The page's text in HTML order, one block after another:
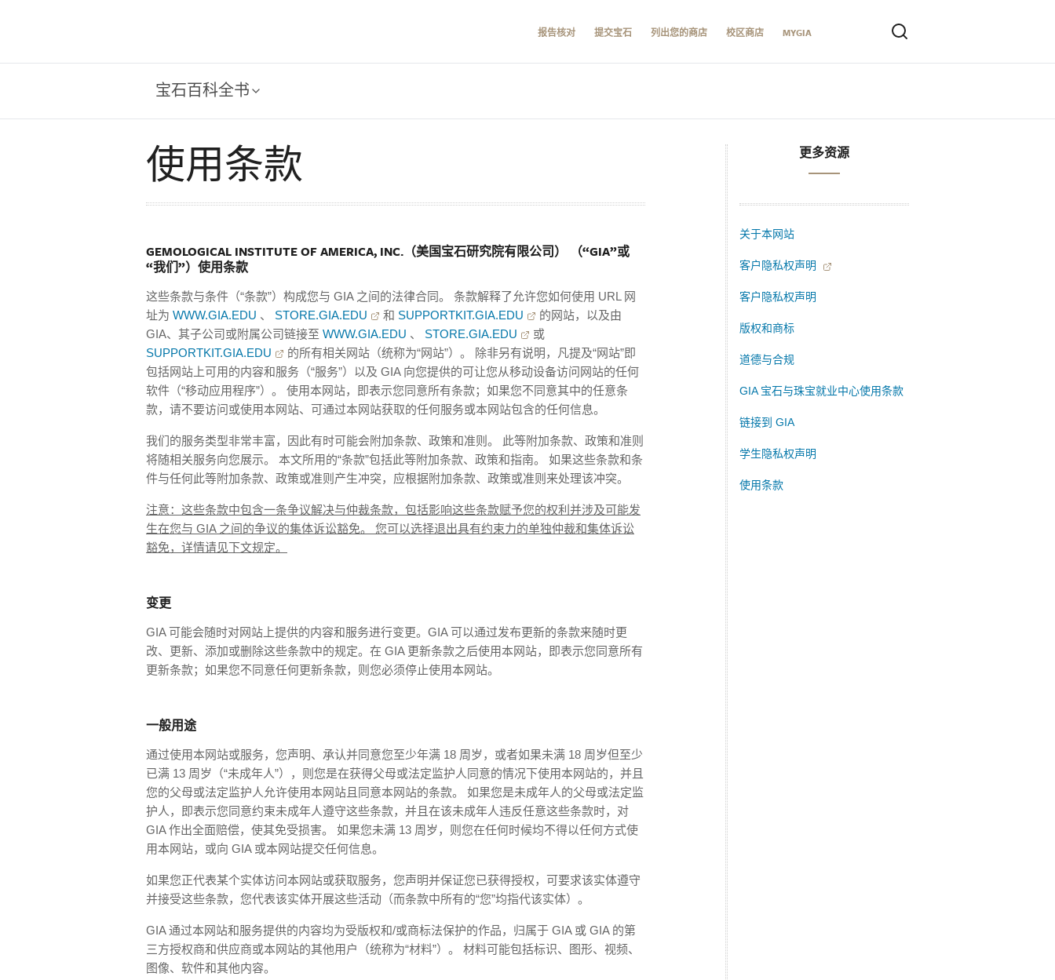
报告核对 提交宝石 列出您的商店 校区商店 MYGIA
宝石百科全书
使用条款
GEMOLOGICAL INSTITUTE OF AMERICA, INC.（美国宝石研究院有限公司） （“GIA”或
“我们”）使用条款
这些条款与条件（“条款”）构成您与 GIA 之间的法律合同。 条款解释了允许您如何使用 URL 网
址为 WWW.GIA.EDU 、 STORE.GIA.EDU 和 SUPPORTKIT.GIA.EDU
的网站，以及由
GIA、其子公司或附属公司链接至 WWW.GIA.EDU 、 STORE.GIA.EDU
或
SUPPORTKIT.GIA.EDU
的所有相关网站（统称为“网站”）。 除非另有说明，凡提及“网站”即
包括网站上可用的内容和服务（“服务”）以及 GIA 向您提供的可让您从移动设备访问网站的任何
软件（“移动应用程序”）。 使用本网站，即表示您同意所有条款；如果您不同意其中的任意条
款，请不要访问或使用本网站、可通过本网站获取的任何服务或本网站包含的任何信息。
我们的服务类型非常丰富，因此有时可能会附加条款、政策和准则。 此等附加条款、政策和准则
将随相关服务向您展示。 本文所用的“条款”包括此等附加条款、政策和指南。 如果这些条款和条
件与任何此等附加条款、政策或准则产生冲突，应根据附加条款、政策或准则来处理该冲突。
注意：这些条款中包含一条争议解决与仲裁条款，包括影响这些条款赋予您的权利并涉及可能发
生在您与 GIA 之间的争议的集体诉讼豁免。 您可以选择退出具有约束力的单独仲裁和集体诉讼
豁免，详情请见下文规定。
变更
GIA 可能会随时对网站上提供的内容和服务进行变更。GIA 可以通过发布更新的条款来随时更
改、更新、添加或删除这些条款中的规定。在 GIA 更新条款之后使用本网站，即表示您同意所有
更新条款；如果您不同意任何更新条款，则您必须停止使用本网站。
一般用途
通过使用本网站或服务，您声明、承认并同意您至少年满 18 周岁，或者如果未满 18 周岁但至少
已满 13 周岁（“未成年人”），则您是在获得父母或法定监护人同意的情况下使用本网站的，并且
您的父母或法定监护人允许使用本网站且同意本网站的条款。 如果您是未成年人的父母或法定监
护人，即表示您同意约束未成年人遵守这些条款，并且在该未成年人违反任意这些条款时，对
GIA 作出全面赔偿，使其免受损害。 如果您未满 13 周岁，则您在任何时候均不得以任何方式使
用本网站，或向 GIA 或本网站提交任何信息。
如果您正代表某个实体访问本网站或获取服务，您声明并保证您已获得授权，可要求该实体遵守
并接受这些条款，您代表该实体开展这些活动（而条款中所有的“您”均指代该实体）。
GIA 通过本网站和服务提供的内容均为受版权和/或商标法保护的作品，归属于 GIA 或 GIA 的第
三方授权商和供应商或本网站的其他用户（统称为“材料”）。 材料可能包括标识、图形、视频、
图像、软件和其他内容。
更多资源
关于本网站
客户隐私权声明
客户隐私权声明
版权和商标
道德与合规
GIA 宝石与珠宝就业中心使用条款
链接到 GIA
学生隐私权声明
使用条款